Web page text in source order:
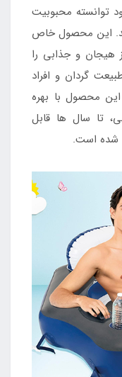
توانسته محبوبیت
این محصول خاص
هیجان و جذابی را
گردان و افراد
محصول با بهره
تا سال ها قابل
شده است.